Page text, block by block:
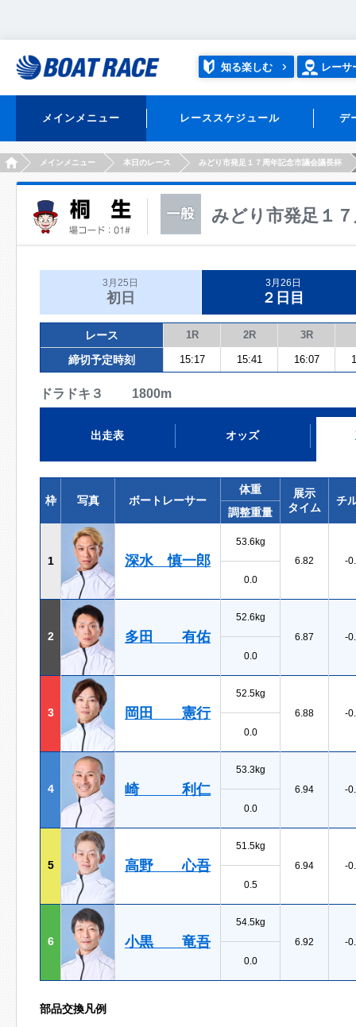
知る楽しむ レーサ
メインメニュー レーススケジュール デ
HOMEメインメニュー 本日のレース みどり市発足１７周年記念市議会議長杯
みどり市発足１
3月25日
初日
3月26日
２日目
レース 1R 2R 3R
締切予定時刻 15:17 15:41 16:07
ドラドキ３ 1800m
出走表 オッズ
枠 写真 ボートレーサー
体重
展示
タイム
チ
調整重量
1 深水 慎一郎
53.6kg
6.82
-
0.0
2 多田 有佑
52.6kg
6.87
-
0.0
3 岡田 憲行
52.5kg
6.88
-
0.0
4 崎 利仁
53.3kg
6.94
-
0.0
5 高野 心吾
51.5kg
6.94
-
0.5
6 小黒 竜吾
54.5kg
6.92
-
0.0
部品交換凡例